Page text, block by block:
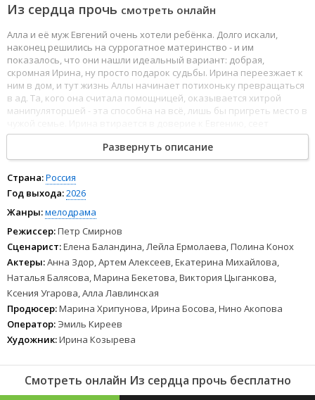
Из сердца прочь смотреть онлайн
Алла и её муж Евгений очень хотели ребёнка. Долго искали,
наконец решились на суррогатное материнство - и им
показалось, что они нашли идеальный вариант: добрая,
скромная Ирина, ну просто подарок судьбы. Ирина переезжает к
ним в дом, и тут жизнь Аллы начинает потихоньку превращаться
в ад. Та, кого она считала помощницей, оказывается хитрой
манипуляторшей - эта способна на всё, лишь бы пригреть место в
сомнения, устраивает мелкие гадости, а потом и вовсе вешает на
Аллу преступление. Муж выставляет жену за дверь, оставляет
без копейки и без права даже приближаться к будущему
ребёнку. Но Алла не ломается - она начинает своё
расследование. И очень скоро выясняет, кем же Ирина является
на самом деле. Спойлер: это не добрая скромная женщина.
Развернуть описание
Страна:Россия
Год выхода:2026
Жанры:мелодрама
Режиссер:Петр Смирнов
Сценарист:Елена Баландина, Лейла Ермолаева, Полина Конох
Актеры:Анна Здор, Артем Алексеев, Екатерина Михайлова,
Наталья Балясова, Марина Бекетова, Виктория Цыганкова,
Ксения Угарова, Алла Лавлинская
Продюсер:Марина Хрипунова, Ирина Босова, Нино Акопова
Оператор: Эмиль Киреев
Художник:Ирина Козырева
Смотреть онлайн Из сердца прочь бесплатно